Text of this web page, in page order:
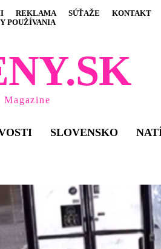
REKLAMA SÚŤAŽE
KONTAKT
POUŽÍVANIA
SLOVENSKO